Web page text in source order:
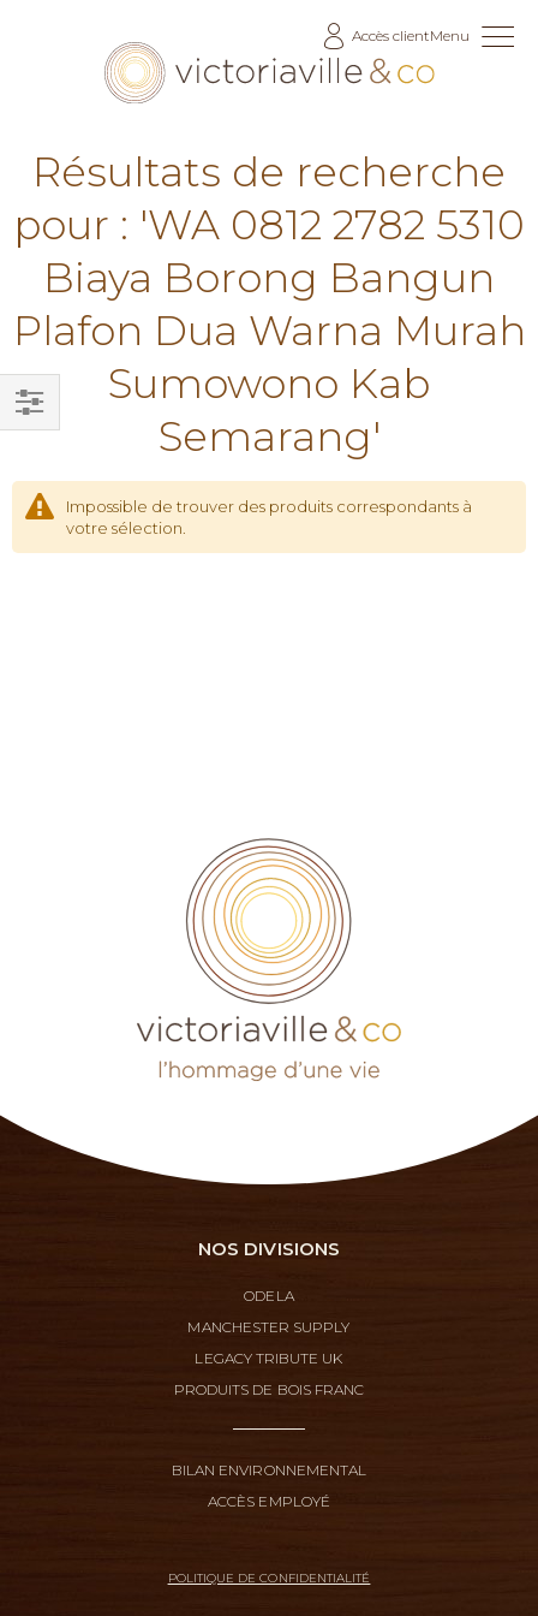
Accès clientMenu
Résultats de recherche
pour : 'WA 0812 2782 5310
Biaya Borong Bangun
Plafon Dua Warna Murah
Sumowono Kab
Semarang'
Impossible de trouver des produits correspondants à
votre sélection.
Filtrer
NOS DIVISIONS
ODELA
MANCHESTER SUPPLY
LEGACY TRIBUTE UK
PRODUITS DE BOIS FRANC
BILAN ENVIRONNEMENTAL
ACCÈS EMPLOYÉ
POLITIQUE DE CONFIDENTIALITÉ